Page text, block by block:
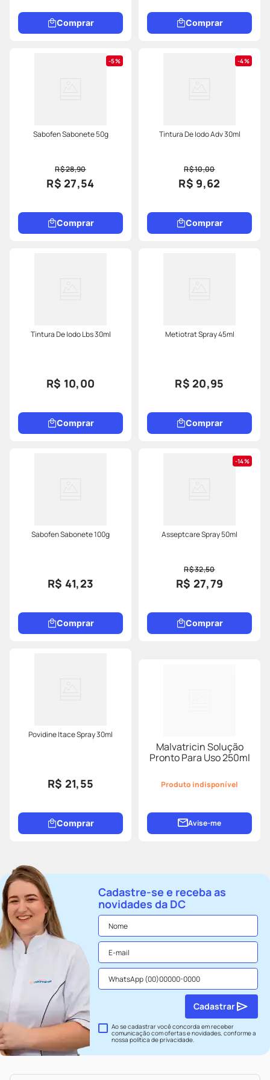
Comprar Comprar
5%
Sabofen Sabonete 50g
R$ 28,90
R$ 27,54
Comprar
4%
Tintura De Iodo Adv 30ml
R$ 10,00
R$ 9,62
Comprar
Tintura De Iodo Lbs 30ml
R$ 10,00
Comprar
Metiotrat Spray 45ml
R$ 20,95
Comprar
Sabofen Sabonete 100g
R$ 41,23
Comprar
14%
Asseptcare Spray 50ml
R$ 32,50
R$ 27,79
Comprar
Povidine Itace Spray 30ml
R$ 21,55
Comprar
Malvatricin Solução
Pronto Para Uso 250ml
Produto indisponível
Avise-me
Cadastre-se e receba as
novidades da DC
Ao se cadastrar você concorda em receber
comunicação com ofertas e novidades, conforme a
nossapolítica de privacidade.
Cadastrar